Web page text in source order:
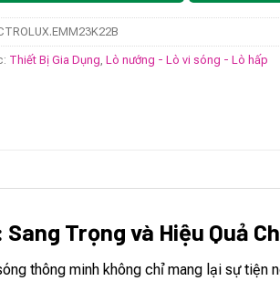
Thiết Bị Gia Dụng,Lò nướng - Lò vi sóng - Lò hấp
Sang Trọng và Hiệu Quả
thông minh không chỉ mang lại sự tiện